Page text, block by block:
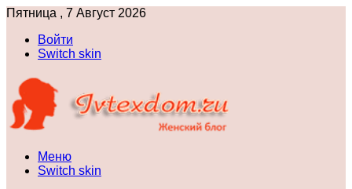
Пятница , 7 Август 2026
Войти
Switch skin
Меню
Switch skin